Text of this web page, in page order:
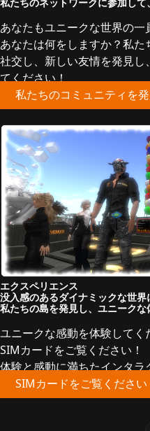
私たちのネットワークに参加して
あなたもユニークな世界の一
あなたは何をしますか？私た
社交し、新しい友情を発見
てください！
私たちのコミュニティを
エクスペリエンス
没入感のあるダイナミックな世界
私たちの島を発見し、ユニークな
ユニークな感動を体験してく
SIMカードをご覧ください！
体験と感動に満ちたインタラ
SIMカードをご覧ください